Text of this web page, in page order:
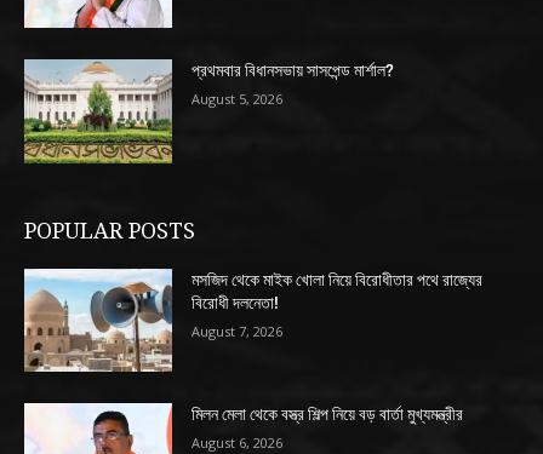
প্রথমবার বিধানসভায় সাসপেন্ড মার্শাল?
August 5, 2026
POPULAR POSTS
মসজিদ থেকে মাইক খোলা নিয়ে বিরোধীতার পথে রাজ্যের
বিরোধী দলনেতা!
August 7, 2026
মিলন মেলা থেকে বস্ত্র শিল্প নিয়ে বড় বার্তা মুখ্যমন্ত্রীর
August 6, 2026